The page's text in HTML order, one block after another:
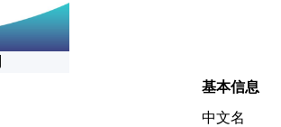
基本信息
中文名